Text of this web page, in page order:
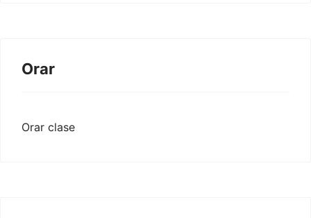
Orar
Orar clase